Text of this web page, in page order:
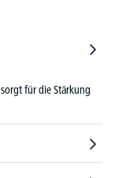
für die Stärkung